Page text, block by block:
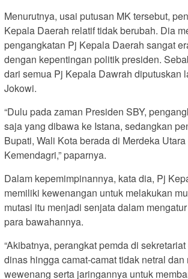
Menurutnya, usai putusan MK tersebut,
Kepala Daerah relatif tidak berubah. Dia
pengangkatan Pj Kepala Daerah sangat
dengan kepentingan politik presiden.
dari semua Pj Kepala Dawrah diputuskan
Jokowi.
“Dulu pada zaman Presiden SBY,
saja yang dibawa ke Istana, sedangkan
Bupati, Wali Kota berada di Merdeka
Kemendagri,” paparnya.
Dalam kepemimpinannya, kata dia, Pj
memiliki kewenangan untuk melakukan
mutasi itu menjadi senjata dalam
para bawahannya.
“Akibatnya, perangkat pemda di
dinas hingga camat-camat tidak netral dan
wewenang serta jaringannya untuk